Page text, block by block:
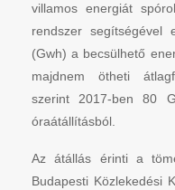
villamos energiát
rendszer segítségével
(Gwh) a becsülhető
majdnem ötheti
szerint 2017-ben 80
óraátállításból.
Az átállás érinti a
Budapesti Közlekedési